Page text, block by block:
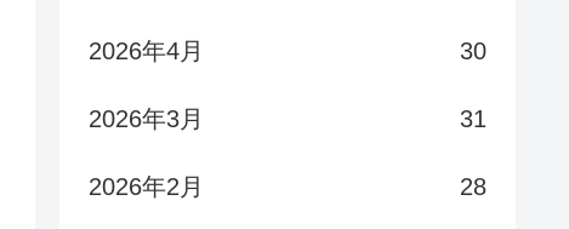
2026年4月 30
2026年3月 31
2026年2月 28